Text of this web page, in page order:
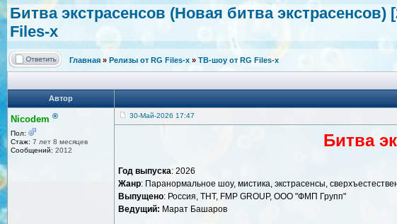
Битва экстрасенсов (Новая битва экстрасенсов)
Files-x
Главная » Релизы от RG Files-x » ТВ-шоу от RG Files-x
Автор
Nicodem ®
Пол:
Стаж: 7 лет 8 месяцев
Сообщений: 2012
30-Май-2026 17:47
Битва
Год выпуска: 2026
Жанр: Паранормальное шоу, мистика, экстрасенсы,
Выпущено: Россия, ТНТ, FMP GROUP, ООО "ФМП Групп"
Ведущий: Марат Башаров